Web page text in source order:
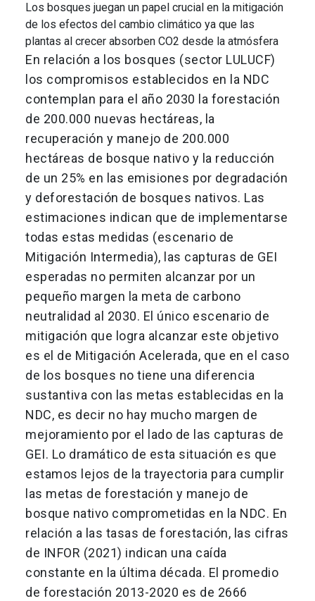
Los bosques juegan un papel crucial en la mitigación
de los efectos del cambio climático ya que las
plantas al crecer absorben CO2 desde la atmósfera
En relación a los bosques (sector LULUCF)
los compromisos establecidos en la NDC
contemplan para el año 2030 la forestación
de 200.000 nuevas hectáreas, la
recuperación y manejo de 200.000
hectáreas de bosque nativo y la reducción
de un 25% en las emisiones por degradación
y deforestación de bosques nativos. Las
estimaciones indican que de implementarse
todas estas medidas (escenario de
Mitigación Intermedia), las capturas de GEI
esperadas no permiten alcanzar por un
pequeño margen la meta de carbono
neutralidad al 2030. El único escenario de
mitigación que logra alcanzar este objetivo
es el de Mitigación Acelerada, que en el caso
de los bosques no tiene una diferencia
sustantiva con las metas establecidas en la
NDC, es decir no hay mucho margen de
mejoramiento por el lado de las capturas de
GEI. Lo dramático de esta situación es que
estamos lejos de la trayectoria para cumplir
las metas de forestación y manejo de
bosque nativo comprometidas en la NDC. En
relación a las tasas de forestación, las cifras
de INFOR (2021) indican una caída
constante en la última década. El promedio
de forestación 2013-2020 es de 2666